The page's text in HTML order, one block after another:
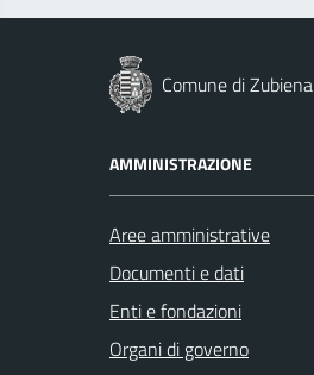
Comune di Zubiena
AMMINISTRAZIONE
Aree amministrative
Documenti e dati
Enti e fondazioni
Organi di governo